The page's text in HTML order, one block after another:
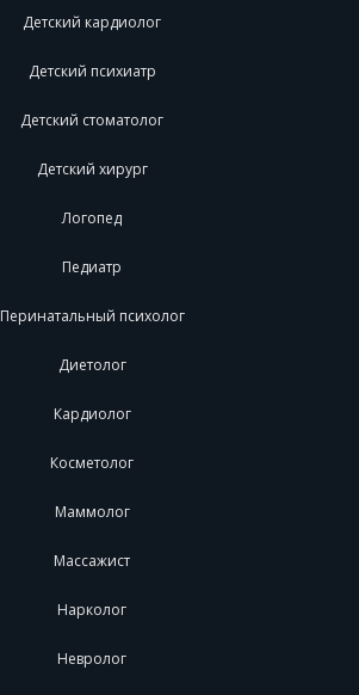
Детский кардиолог
Детский психиатр
Детский стоматолог
Детский хирург
Логопед
Педиатр
Перинатальный психолог
Диетолог
Кардиолог
Косметолог
Маммолог
Массажист
Нарколог
Невролог